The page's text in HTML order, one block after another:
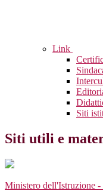
Link
Siti
Siti utili e
Ministero dell'Istruzione -